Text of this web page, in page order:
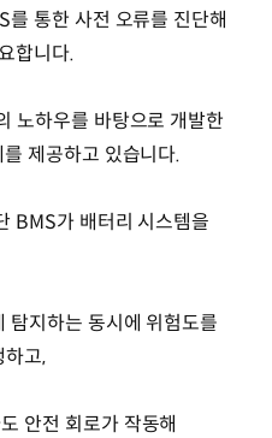
통한 사전 오류를 진단해
합니다.
노하우를 바탕으로 개발한
제공하고 있습니다.
BMS가 배터리 시스템을
탐지하는 동시에 위험도를
하고,
안전 회로가 작동해